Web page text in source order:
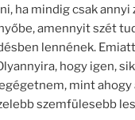
ha mindig csak
amennyit szét
lennének.
hogy igen,
mint ahogy
szemfülesebb